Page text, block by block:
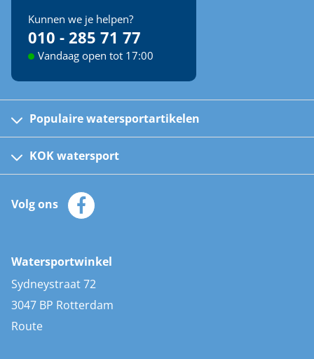
Kunnen we je helpen?
010 - 285 71 77
Vandaag open tot 17:00
Populaire watersportartikelen
Kinder reddingsvesten
Automatische reddingsvesten
Zeilkleding
Zonnepanelen
AIS transponders
Stootwillen en fenders
Bootkussens
Zwemtrappen
KOK watersport
Klantenservice
Merken
Volg ons
Watersportwinkel
Sydneystraat 72
3047 BP Rotterdam
Route